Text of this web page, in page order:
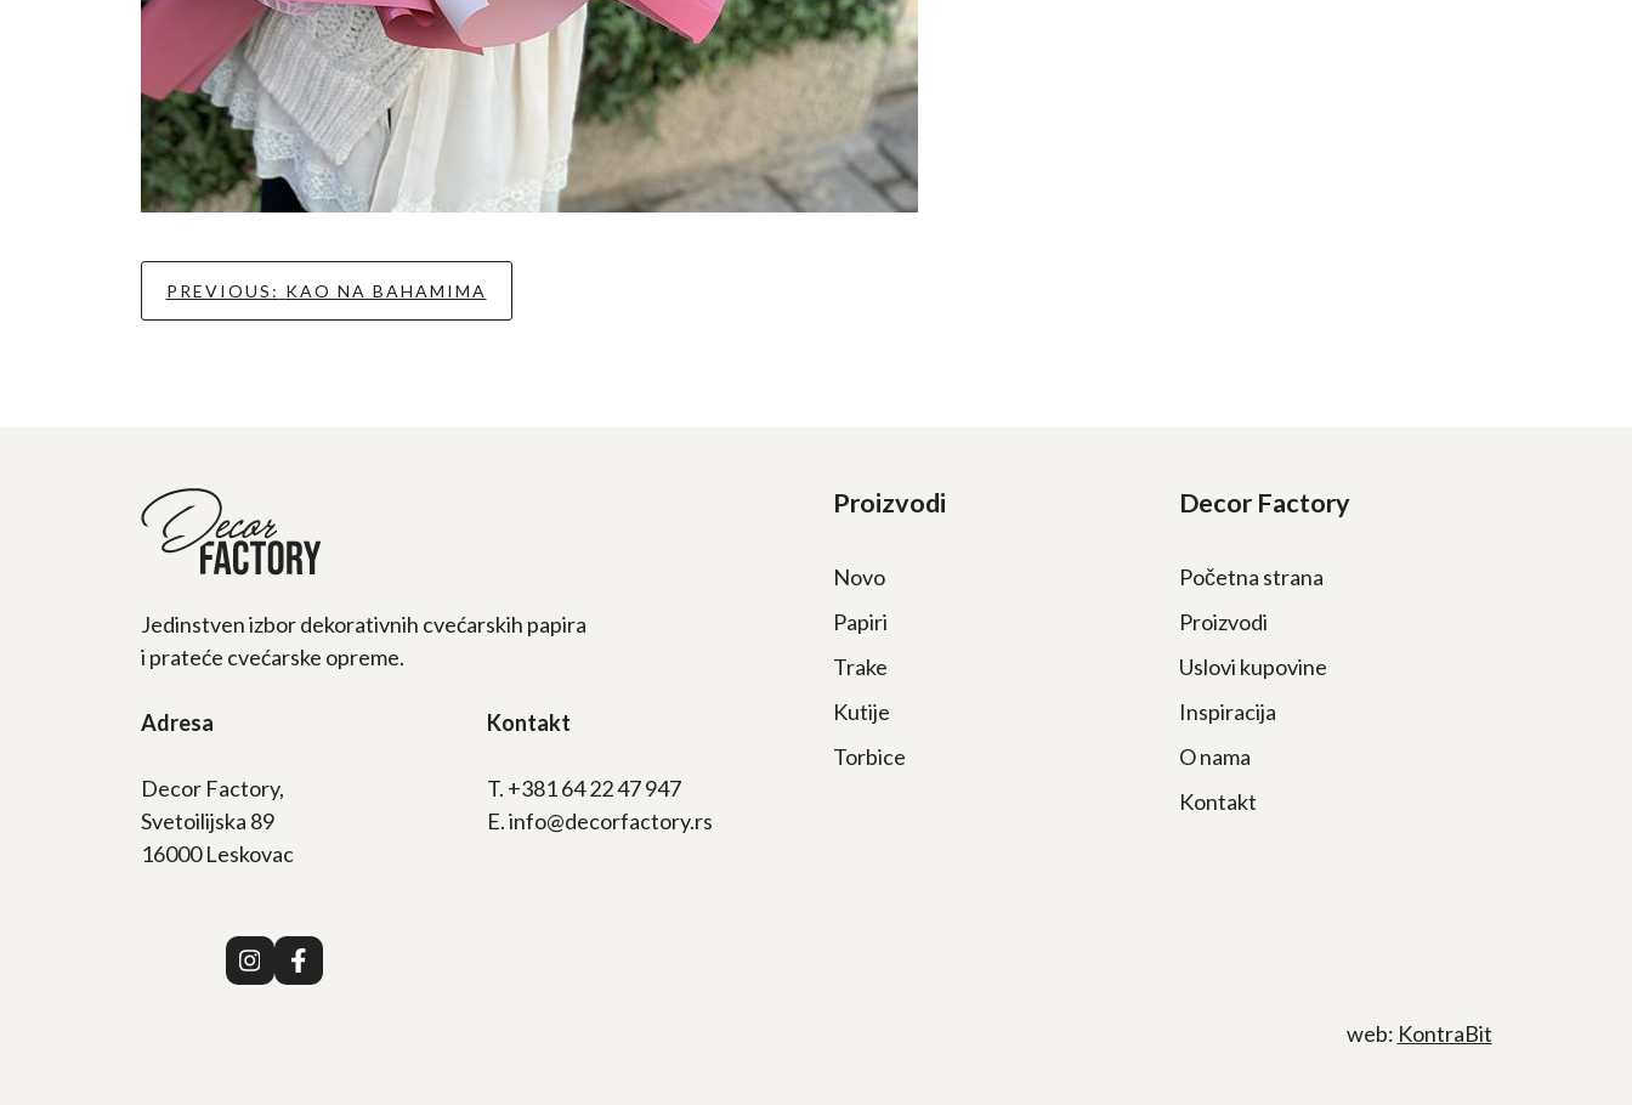
Kretanje
PREVIOUS: KAO NA BAHAMIMA
Proizvodi
Novo
Papiri
Trake
Kutije
Torbice
Decor Factory
Početna strana
Proizvodi
Uslovi kupovine
Inspiracija
O nama
Kontakt
Jedinstven izbor dekorativnih cvećarskih papira
i prateće cvećarske opreme.
Adresa
Decor Factory,
Svetoilijska 89
16000 Leskovac
Kontakt
T. +381 64 22 47 947
E. info@decorfactory.rs
web: KontraBit